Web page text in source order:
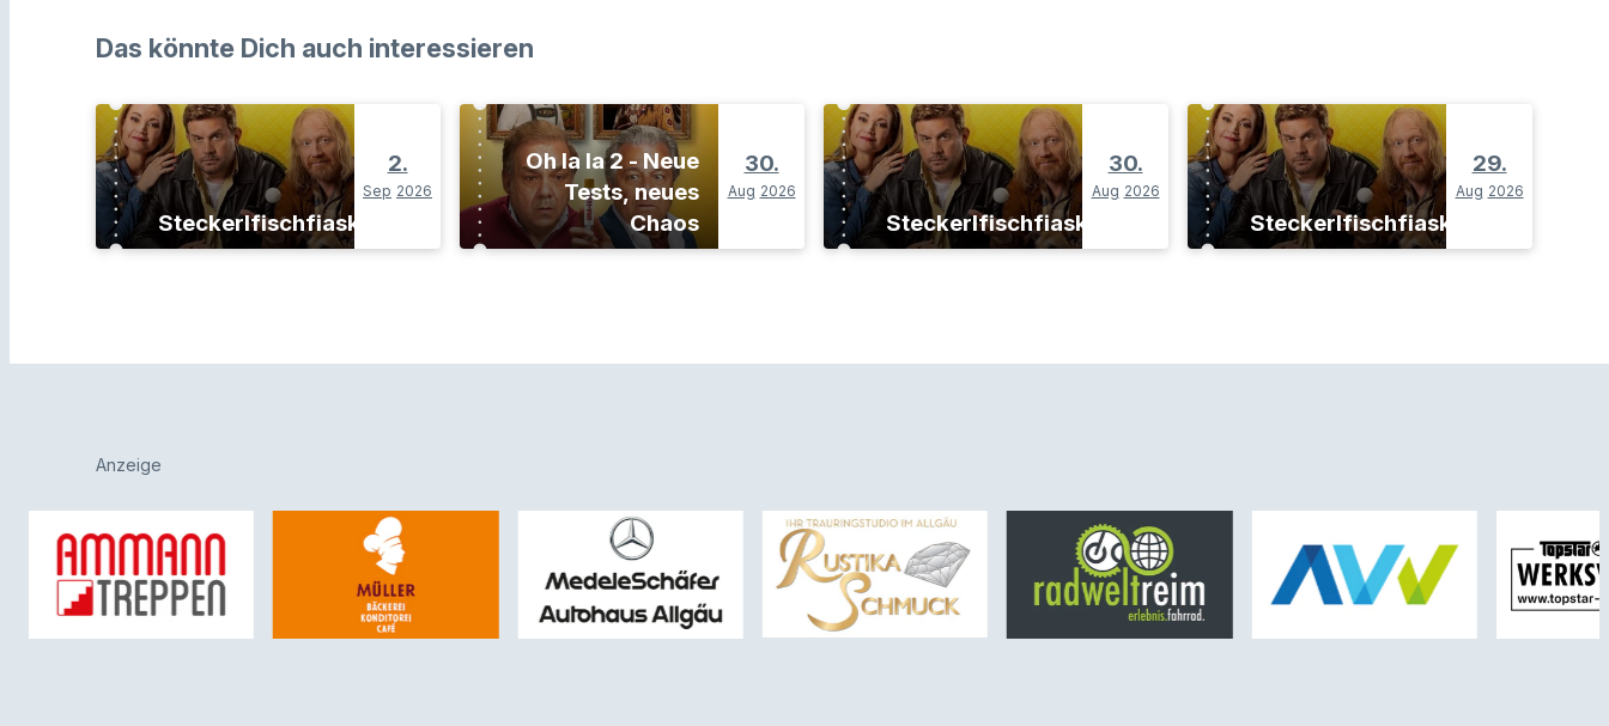
Das könnte Dich auch interessieren
Steckerlfischfiasko
2.
Sep 2026
Oh la la 2 - Neue
Tests, neues
Chaos
30.
Aug 2026
Steckerlfischfiasko
30.
Aug 2026
Steckerlfischfiasko
29.
Aug 2026
Anzeige